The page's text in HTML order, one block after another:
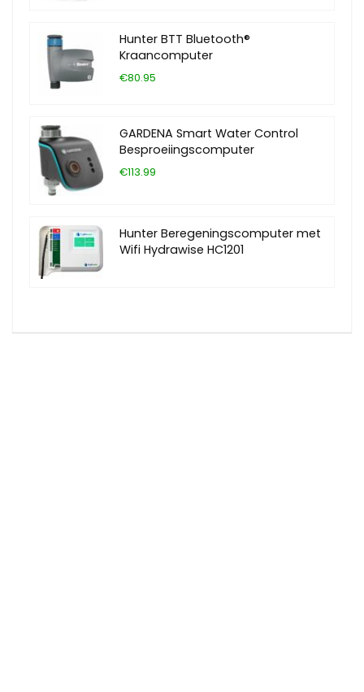
Hunter BTT Bluetooth®
Kraancomputer
€80.95
GARDENA Smart Water Control
Besproeiingscomputer
€113.99
Hunter Beregeningscomputer met
Wifi Hydrawise HC1201